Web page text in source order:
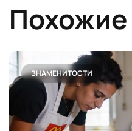
ЗНАМЕНИТОСТИ